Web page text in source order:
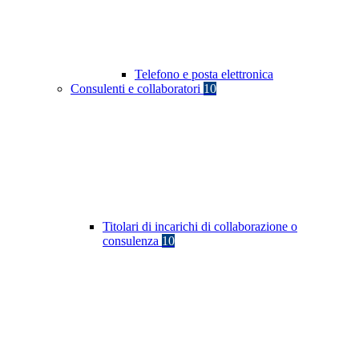
Telefono e posta elettronica
Consulenti e collaboratori 10
Titolari di incarichi di collaborazione o
consulenza 10